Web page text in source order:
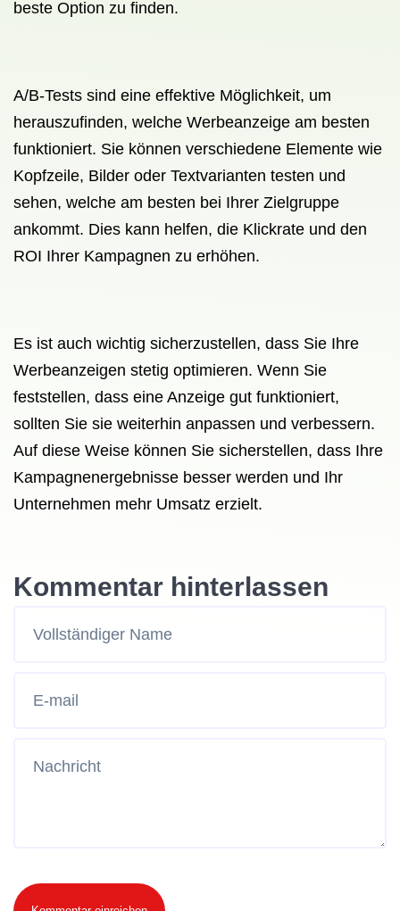
beste Option zu finden.
A/B-Tests sind eine effektive Möglichkeit, um
herauszufinden, welche Werbeanzeige am besten
funktioniert. Sie können verschiedene Elemente wie
Kopfzeile, Bilder oder Textvarianten testen und
sehen, welche am besten bei Ihrer Zielgruppe
ankommt. Dies kann helfen, die Klickrate und den
ROI Ihrer Kampagnen zu erhöhen.
Es ist auch wichtig sicherzustellen, dass Sie Ihre
Werbeanzeigen stetig optimieren. Wenn Sie
feststellen, dass eine Anzeige gut funktioniert,
sollten Sie sie weiterhin anpassen und verbessern.
Auf diese Weise können Sie sicherstellen, dass Ihre
Kampagnenergebnisse besser werden und Ihr
Unternehmen mehr Umsatz erzielt.
Kommentar hinterlassen